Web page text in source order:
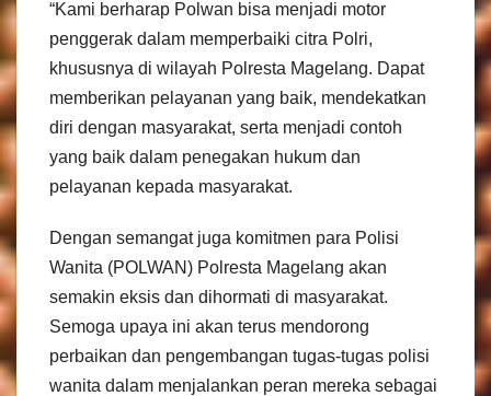
“Kami berharap Polwan bisa menjadi motor
penggerak dalam memperbaiki citra Polri,
khususnya di wilayah Polresta Magelang. Dapat
memberikan pelayanan yang baik, mendekatkan
diri dengan masyarakat, serta menjadi contoh
yang baik dalam penegakan hukum dan
pelayanan kepada masyarakat.
Dengan semangat juga komitmen para Polisi
Wanita (POLWAN) Polresta Magelang akan
semakin eksis dan dihormati di masyarakat.
Semoga upaya ini akan terus mendorong
perbaikan dan pengembangan tugas-tugas polisi
wanita dalam menjalankan peran mereka sebagai